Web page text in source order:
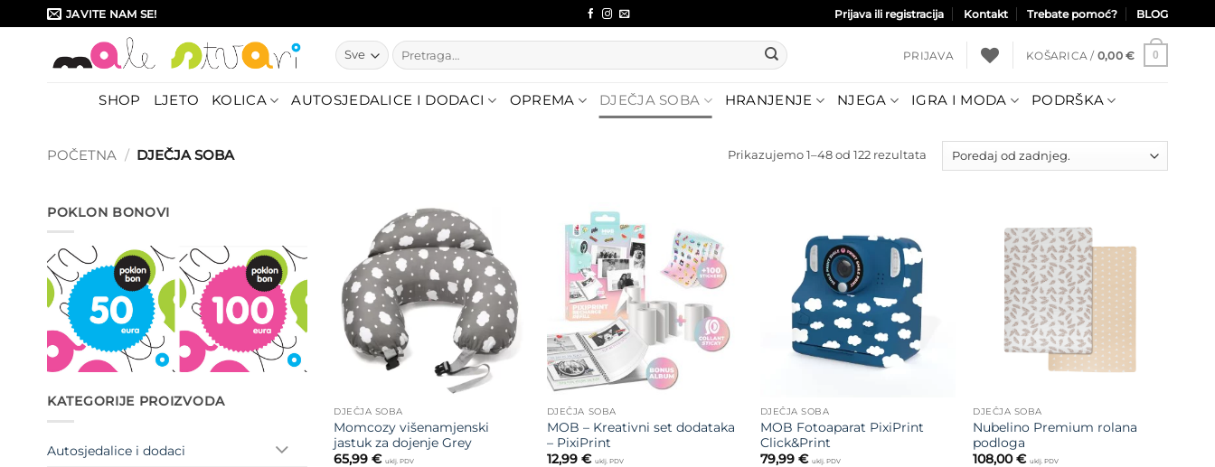
to
JAVITE NAM SE! Prijava ili registracija Kontakt Trebate pomoć? BLOG
Pretraži:
PRIJAVA KOŠARICA / 0,00 € 0
SHOP LJETO KOLICA AUTOSJEDALICE I DODACI OPREMA DJEČJA SOBA HRANJENJE NJEGA IGRA I MODA PODRŠKA
POČETNA / DJEČJA SOBA Prikazujemo 1–48 od 122 rezultata Poredano
POKLON BONOVI
KATEGORIJE PROIZVODA
Autosjedalice i dodaci
Dodajte
na listu
želja
DJEČJA SOBA
Momcozy višenamjenski
jastuk za dojenje Grey
65,99€ uklj. PDV
Dodajte
na listu
želja
DJEČJA SOBA
MOB – Kreativni set dodataka
– PixiPrint
12,99 € uklj. PDV
Dodajte
na listu
želja
DJEČJA SOBA
MOB Fotoaparat PixiPrint
Click&Print
79,99 € uklj. PDV
Dodajte
na listu
želja
DJEČJA SOBA
Nubelino Premium rolana
podloga
108,00€ uklj. PDV